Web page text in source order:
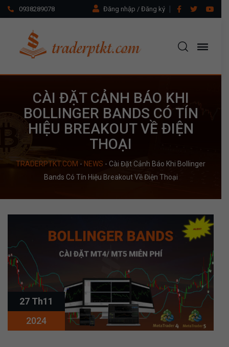
0938289078 Đăng nhập / Đăng ký
CÀI ĐẶT CẢNH BÁO KHI
BOLLINGER BANDS CÓ TÍN
HIỆU BREAKOUT VỀ ĐIỆN
THOẠI
TRADERPTKT.COM - NEWS - Cài Đặt Cảnh Báo Khi Bollinger
Bands Có Tín Hiệu Breakout Về Điện Thoại
27 Th11
2024